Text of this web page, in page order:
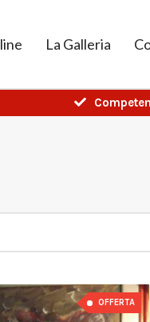
La Galleria
OFFERTA